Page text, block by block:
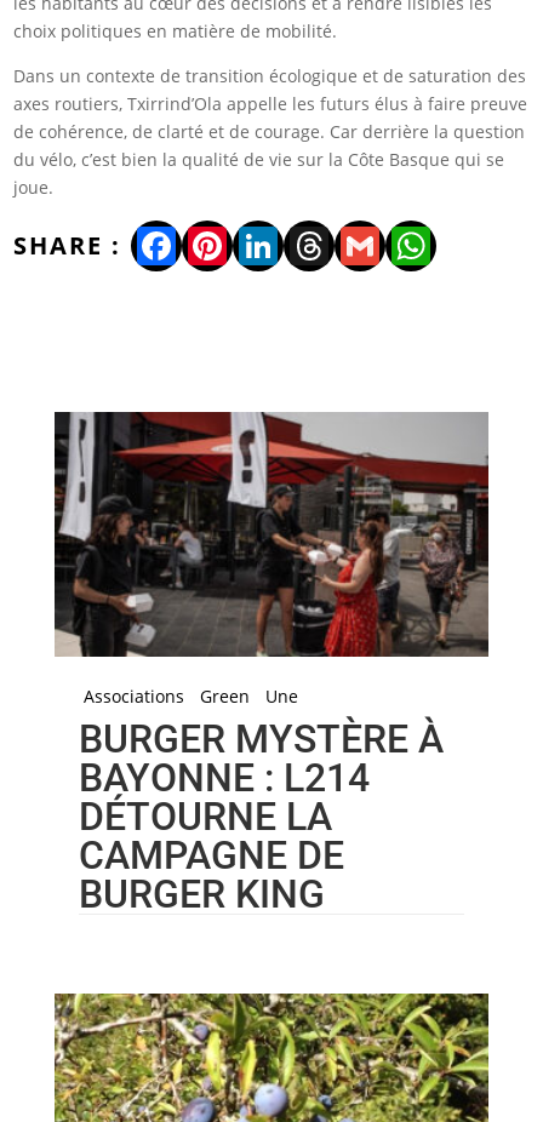
choix politiques en matière de mobilité.
Dans un contexte de transition écologique et de saturation des
axes routiers, Txirrind’Ola appelle les futurs élus à faire preuve
de cohérence, de clarté et de courage. Car derrière la question
du vélo, c’est bien la qualité de vie sur la Côte Basque qui se
joue.
Facebook
Pinterest
LinkedIn
Threads
Gmail
Associations Green Une
BURGER MYSTÈRE À
BAYONNE : L214
DÉTOURNE LA
CAMPAGNE DE
BURGER KING